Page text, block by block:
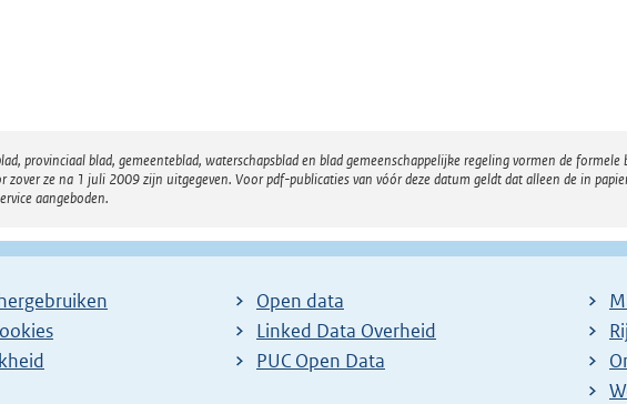
provinciaal blad, gemeenteblad, waterschapsblad en blad gemeenschappelijke regeling vormen de
ze na 1 juli 2009 zijn uitgegeven. Voor pdf-publicaties van vóór deze datum geldt dat alleen de in
aangeboden.
Open data
Linked Data Overheid
PUC Open Data
E
x
t
E
x
E